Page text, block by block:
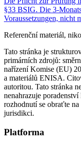
§33 BSIG. Die 3-
Voraussetzungen, nicht
Referenční materiál,
Tato stránka je
primárních zdrojů:
nařízení Komise (EU)
a materiálů ENISA.
autoritou. Tato stránka
nenahrazuje
rozhodnutí se obraťte
jurisdikci.
Platforma